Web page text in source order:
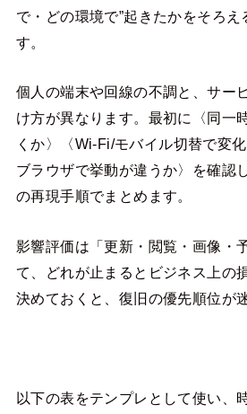
で・どの環境で”起きたかをそろえ
す。
個人の端末や回線の不調と、サー
け方が異なります。最初に〈同一
くか〉〈Wi-Fi/モバイル切替で変
ブラウザで挙動が違うか〉を確認
の再現手順でまとめます。
影響評価は「更新・閲覧・画像・
て、どれが止まるとビジネス上の
決めておくと、復旧の優先順位が
以下の表をテンプレとして使い、